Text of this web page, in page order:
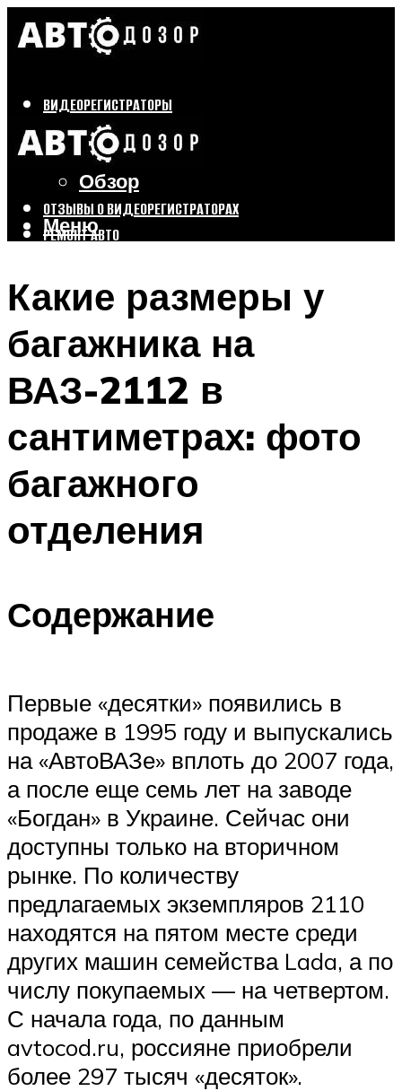
ВИДЕОРЕГИСТРАТОРЫ
Бренды
Выбор
Обзор
ОТЗЫВЫ О ВИДЕОРЕГИСТРАТОРАХ
РЕМОНТ АВТО
Меню
Какие размеры у
багажника на
ВАЗ-2112 в
сантиметрах: фото
багажного
отделения
Содержание
Первые «десятки» появились в
продаже в 1995 году и выпускались
на «АвтоВАЗе» вплоть до 2007 года,
а после еще семь лет на заводе
«Богдан» в Украине. Сейчас они
доступны только на вторичном
рынке. По количеству
предлагаемых экземпляров 2110
находятся на пятом месте среди
других машин семейства Lada, а по
числу покупаемых — на четвертом.
С начала года, по данным
avtocod.ru, россияне приобрели
более 297 тысяч «десяток».